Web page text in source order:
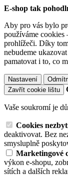
E-shop tak
Aby pro vás bylo
používáme cookies
prohlížeči. Díky
nebudeme
pamatovat i to, co
Nastavení
Zavřít cookie lištu
Vaše soukromí je
Cookies
deaktivovat. Bez
smysluplně
Marketingové
výkon e-shopu,
sítích a dalších